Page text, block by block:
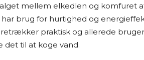
mellem elkedlen og komfuret
har brug for hurtighed og
praktisk og allerede
det til at koge vand.